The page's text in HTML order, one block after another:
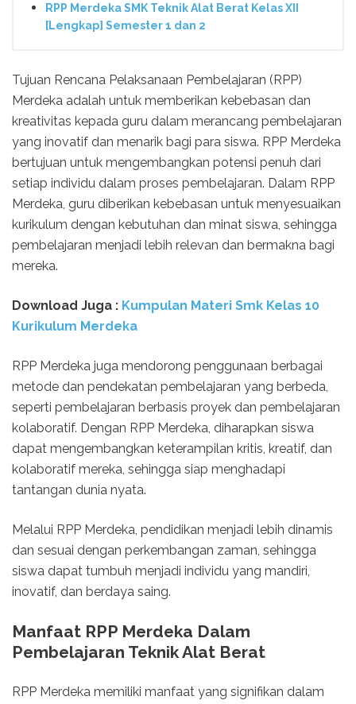
RPP Merdeka SMK Teknik Alat Berat Kelas XII
[Lengkap] Semester 1 dan 2
Tujuan Rencana Pelaksanaan Pembelajaran (RPP)
Merdeka adalah untuk memberikan kebebasan dan
kreativitas kepada guru dalam merancang pembelajaran
yang inovatif dan menarik bagi para siswa. RPP Merdeka
bertujuan untuk mengembangkan potensi penuh dari
setiap individu dalam proses pembelajaran. Dalam RPP
Merdeka, guru diberikan kebebasan untuk menyesuaikan
kurikulum dengan kebutuhan dan minat siswa, sehingga
pembelajaran menjadi lebih relevan dan bermakna bagi
mereka.
Download Juga : Kumpulan Materi Smk Kelas 10
Kurikulum Merdeka
RPP Merdeka juga mendorong penggunaan berbagai
metode dan pendekatan pembelajaran yang berbeda,
seperti pembelajaran berbasis proyek dan pembelajaran
kolaboratif. Dengan RPP Merdeka, diharapkan siswa
dapat mengembangkan keterampilan kritis, kreatif, dan
kolaboratif mereka, sehingga siap menghadapi
tantangan dunia nyata.
Melalui RPP Merdeka, pendidikan menjadi lebih dinamis
dan sesuai dengan perkembangan zaman, sehingga
siswa dapat tumbuh menjadi individu yang mandiri,
inovatif, dan berdaya saing.
Manfaat RPP Merdeka Dalam
Pembelajaran Teknik Alat Berat
RPP Merdeka memiliki manfaat yang signifikan dalam